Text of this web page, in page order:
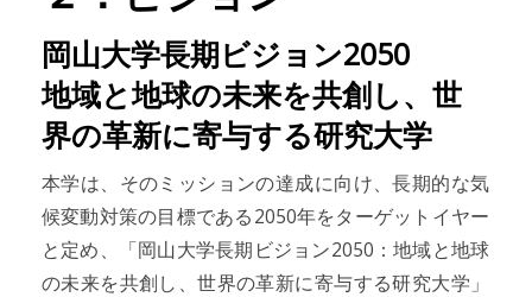
岡山大学長期ビジョン2050
地域と地球の未来を共創し、世
界の革新に寄与する研究大学
本学は、そのミッションの達成に向け、長期的な気
候変動対策の目標である2050年をターゲットイヤー
と定め、「岡山大学長期ビジョン2050：地域と地球
の未来を共創し、世界の革新に寄与する研究大学」